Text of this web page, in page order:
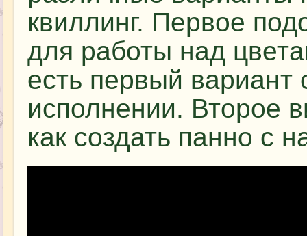
квиллинг. Первое
для работы над
есть первый вариант
исполнении. Второе
как создать панно с